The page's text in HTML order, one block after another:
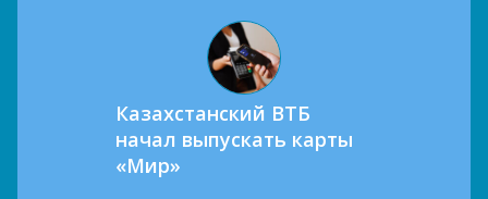
Казахстанский ВТБ
начал выпускать карты
«Мир»